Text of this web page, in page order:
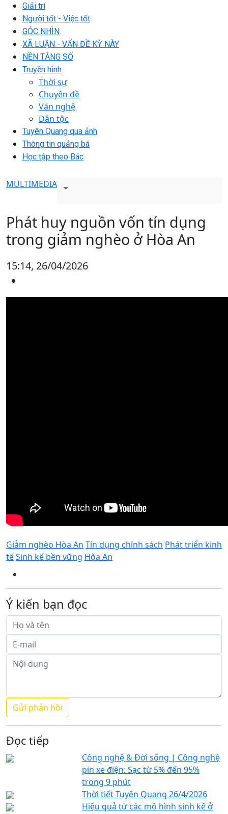
Giải trí
Người tốt - Việc tốt
GÓC NHÌN
XÃ LUẬN - VẤN ĐỀ KỲ NÀY
NỀN TẢNG SỐ
Truyền hình
Thời sự
Chuyên đề
Văn nghệ
Dân tộc
Tuyên Quang qua ảnh
Thông tin quảng bá
Học tập theo Bác
MULTIMEDIA
Phát huy nguồn vốn tín dụng
trong giảm nghèo ở Hòa An
15:14, 26/04/2026
Giảm nghèo Hòa An Tín dụng chính sách Phát triển kinh
tếSinh kế bền vững Hòa An
Ý kiến bạn đọc
Đọc tiếp
Công nghệ & Đời sống | Công nghệ
pin xe điện: Sạc từ 5% đến 95%
trong 9 phút
Thời tiết Tuyên Quang 26/4/2026
Hiệu quả từ các mô hình sinh kế ở